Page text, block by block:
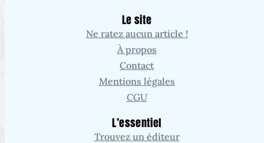
Le site
Ne ratez aucun article !
À propos
Contact
Mentions légales
CGU
L’essentiel
Trouvez un éditeur